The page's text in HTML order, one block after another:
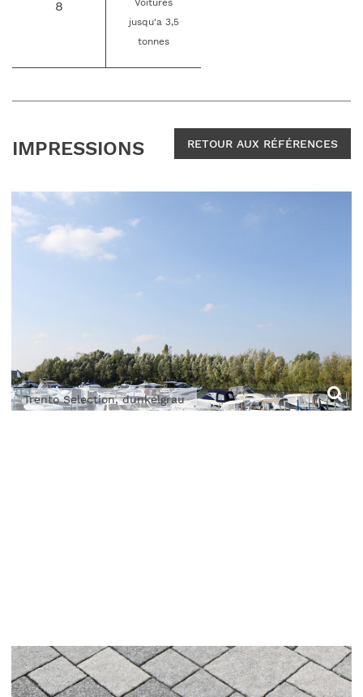
8
Voitures
jusqu'a 3,5
tonnes
IMPRESSIONS RETOUR AUX RÉFÉRENCES
Trento Selection, dunkelgrau